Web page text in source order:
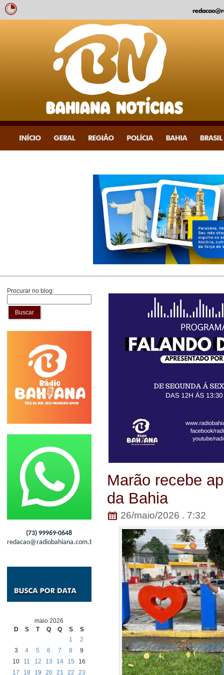
Procurar no blog:
Buscar
(73) 99969-0648
redacao@radiobahiana.com.br
maio 2026
D
S T Q Q S
S
1
2
3
4 5 6 7 8
9
10
11 12 13 14 15
16
17
18 19 20 21 22
23
Marão recebe
da Bahia
26/maio/2026 . 7:32